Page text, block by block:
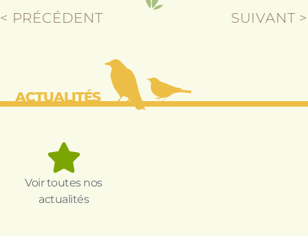
< PRÉCÉDENT SUIVANT >
ACTUALITÉS
Voir toutes nos
actualités